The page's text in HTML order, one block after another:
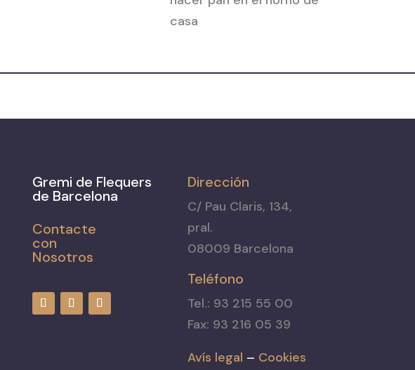
casa
Gremi de Flequers
de Barcelona
Contacte
con
Nosotros
Dirección
C/ Pau Claris, 134,
pral.
08009 Barcelona
Teléfono
Tel.: 93 215 55 00
Fax: 93 216 05 39
Avís legal – Cookies